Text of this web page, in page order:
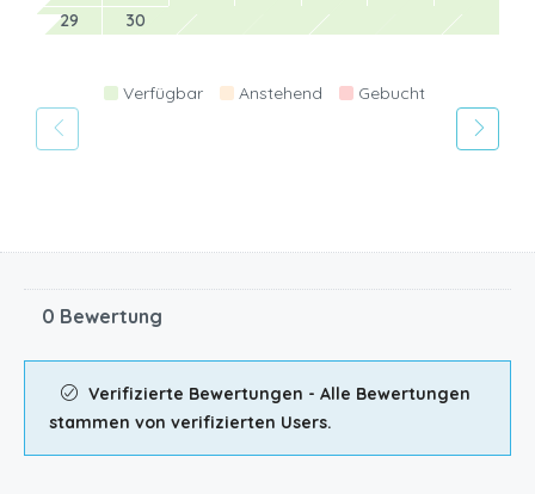
29
30
Verfügbar Anstehend Gebucht
0 Bewertung
Verifizierte Bewertungen - Alle Bewertungen
stammen von verifizierten Users.